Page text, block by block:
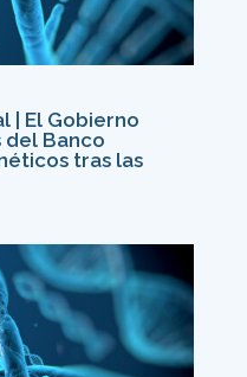
| El Gobierno
Banco
tras las